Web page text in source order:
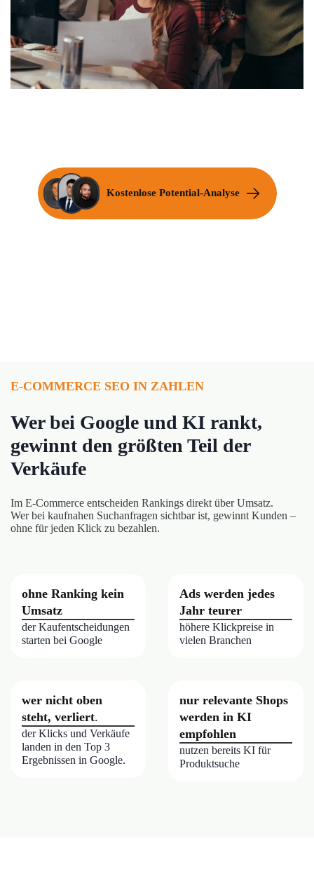
Kostenlose Potential-Analyse
E-COMMERCE SEO IN ZAHLEN
Wer bei Google und KI rankt,
gewinnt den größten Teil der
Verkäufe
Im E-Commerce entscheiden Rankings direkt über Umsatz.
Wer bei kaufnahen Suchanfragen sichtbar ist, gewinnt Kunden –
ohne für jeden Klick zu bezahlen.
ohne Ranking kein
Umsatz
der Kaufentscheidungen
starten bei Google
wer nicht oben
steht, verliert.
der Klicks und Verkäufe
landen in den Top 3
Ergebnissen in Google.
Ads werden jedes
Jahr teurer
höhere Klickpreise in
vielen Branchen
nur relevante Shops
werden in KI
empfohlen
nutzen bereits KI für
Produktsuche